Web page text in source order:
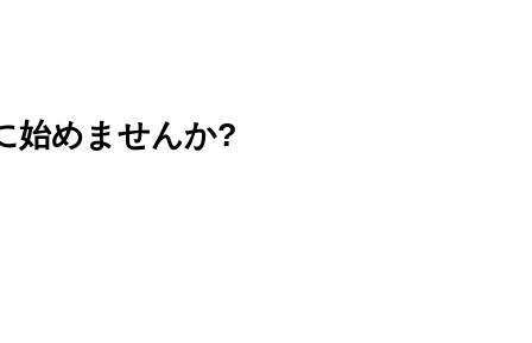
始めませんか?